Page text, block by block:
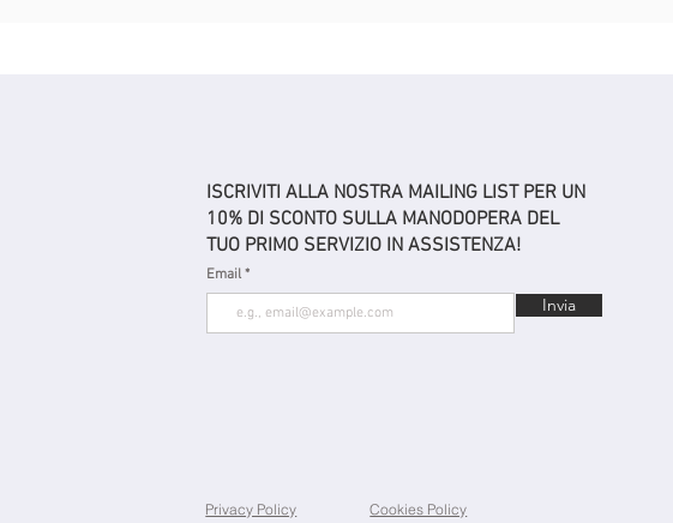
ISCRIVITI ALLA NOSTRA MAILING LIST PER UN
10% DI SCONTO SULLA MANODOPERA DEL
TUO PRIMO SERVIZIO IN ASSISTENZA!
Email
Invia
Privacy Policy Cookies Policy